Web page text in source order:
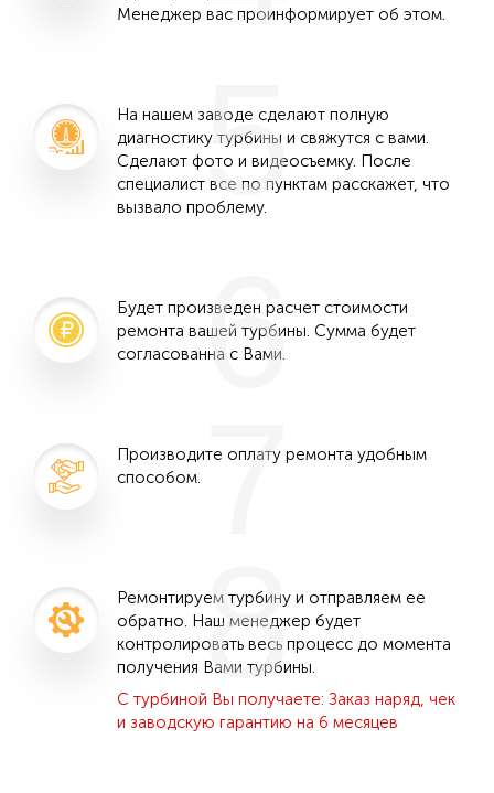
Менеджер вас проинформирует об этом.
На нашем заводе сделают полную
диагностику турбины и свяжутся с вами.
Сделают фото и видеосъемку. После
специалист все по пунктам расскажет, что
вызвало проблему.
5
Будет произведен расчет стоимости
ремонта вашей турбины. Сумма будет
согласованна с Вами.
6
Производите оплату ремонта удобным
способом.7
Ремонтируем турбину и отправляем ее
обратно. Наш менеджер будет
контролировать весь процесс до момента
получения Вами турбины.
С турбиной Вы получаете: Заказ наряд, чек
и заводскую гарантию на 6 месяцев
8